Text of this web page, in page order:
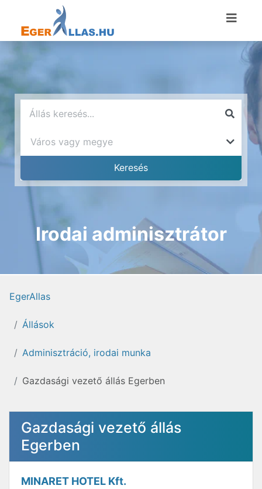
Irodai adminisztrátor
EgerAllas
Állások
Adminisztráció, irodai munka
Gazdasági vezető állás Egerben
Gazdasági vezető állás
Egerben
MINARET HOTEL Kft.